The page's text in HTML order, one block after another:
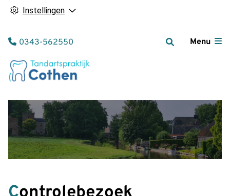
Instellingen
Menu
Tel:
0343-562550